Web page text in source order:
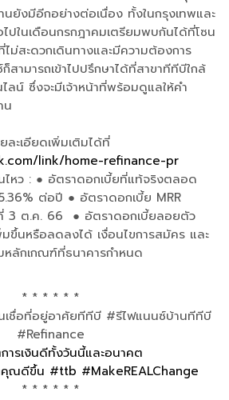
ยังมีอีกอย่างต่อเนื่อง ทั้งในกรุงเทพและ
ปในเดือนกรกฎาคมเตรียมพบกันได้ที่โซน
ม่สะดวกเดินทางและมีความต้องการ
สามารถเข้าไปปรึกษาได้ที่สาขาทีทีบีใกล้
น์ ซึ่งจะมีเจ้าหน้าที่พร้อมดูแลให้คำ
น
ละเอียดเพิ่มเติมได้ที่
link/home-refinance-pr
นไหว : ● อัตราดอกเบี้ยที่แท้จริงตลอด
ต่อปี ● อัตราดอกเบี้ย MRR
3 ต.ค. 66 ● อัตราดอกเบี้ยลอยตัว
ขึ้นหรือลดลงได้ เงื่อนไขการสมัคร และ
หลักเกณฑ์ที่ธนาคารกำหนด
* * * * * *
ชื่อที่อยู่อาศัยทีทีบี #รีไฟแนนซ์บ้านทีทีบี
#Refinance
ารเงินดีทั้งวันนี้และอนาคต
คุณดีขึ้น #ttb #MakeREALChange
* * * * * *